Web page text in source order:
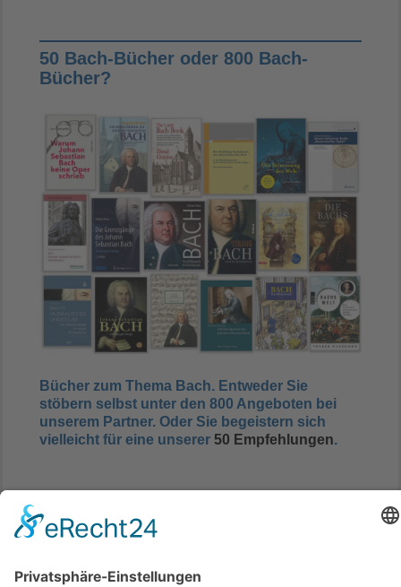
50 Bach-Bücher oder 800 Bach-
Bücher?
Bücher zum Thema Bach. Entweder Sie
stöbern selbst unter den 800 Angeboten bei
unserem Partner. Oder Sie begeistern sich
vielleicht für eine unserer 50 Empfehlungen.